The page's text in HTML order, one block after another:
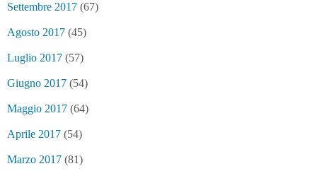
Settembre 2017 (67)
Agosto 2017 (45)
Luglio 2017 (57)
Giugno 2017 (54)
Maggio 2017 (64)
Aprile 2017 (54)
Marzo 2017 (81)